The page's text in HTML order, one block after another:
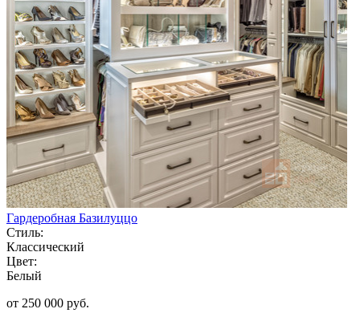
Гардеробная Базилуццо
Стиль:
Классический
Цвет:
Белый
от 250 000 руб.